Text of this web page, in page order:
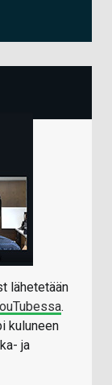
lähetetään
.
kuluneen
ja